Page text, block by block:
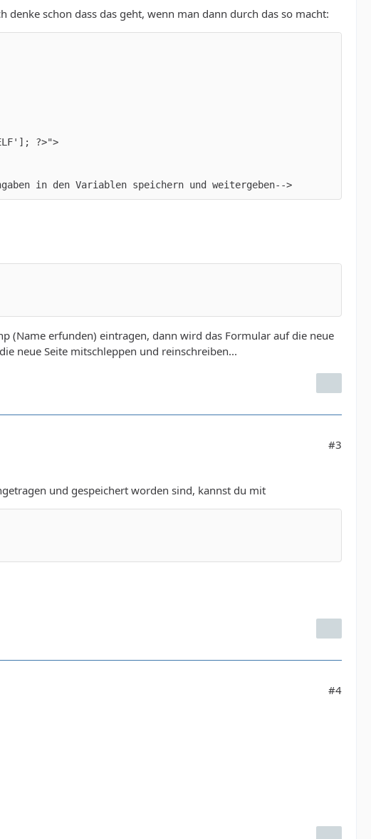
schon dass das geht, wenn man dann durch das so macht:
in den Variablen speichern und weitergeben-->
(Name erfunden) eintragen, dann wird das Formular auf die neue
neue Seite mitschleppen und reinschreiben...
#3
und gespeichert worden sind, kannst du mit
#4